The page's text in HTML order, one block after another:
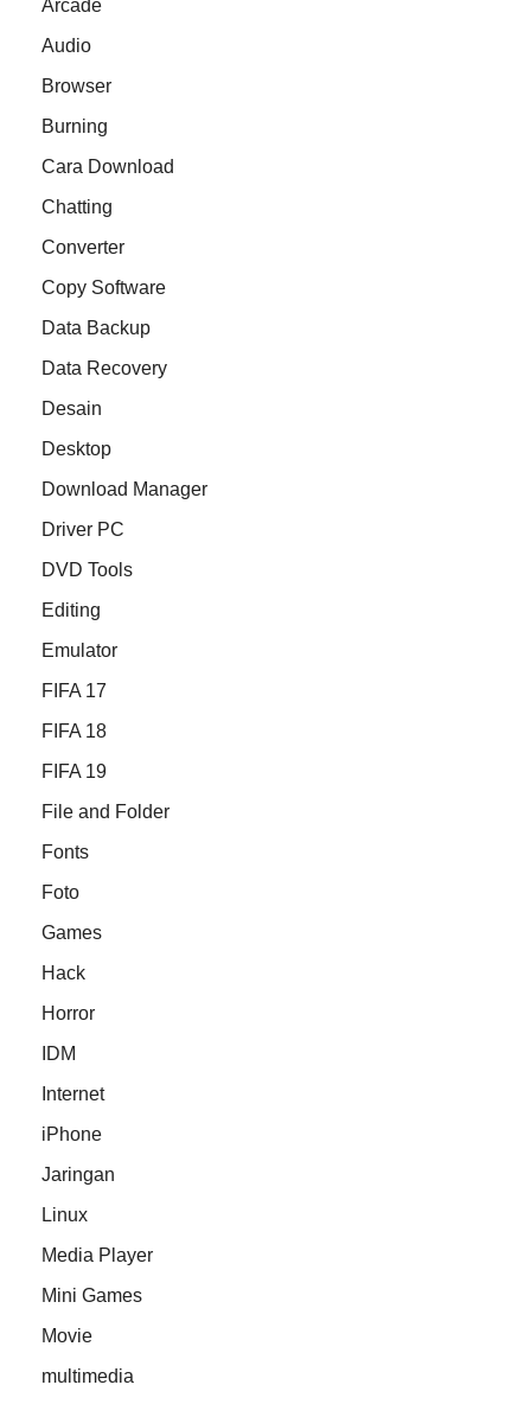
Arcade
Audio
Browser
Burning
Cara Download
Chatting
Converter
Copy Software
Data Backup
Data Recovery
Desain
Desktop
Download Manager
Driver PC
DVD Tools
Editing
Emulator
FIFA 17
FIFA 18
FIFA 19
File and Folder
Fonts
Foto
Games
Hack
Horror
IDM
Internet
iPhone
Jaringan
Linux
Media Player
Mini Games
Movie
multimedia